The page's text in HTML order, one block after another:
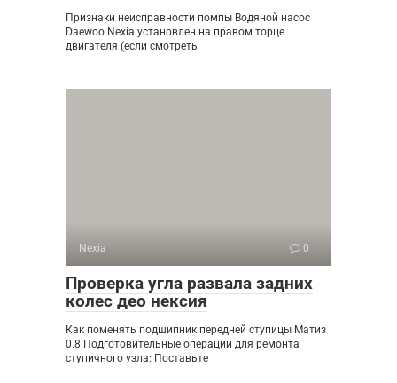
Признаки неисправности помпы Водяной насос
Daewoo Nexia установлен на правом торце
двигателя (если смотреть
Nexia 0
Проверка угла развала задних
колес део нексия
Как поменять подшипник передней ступицы Матиз
0.8 Подготовительные операции для ремонта
ступичного узла: Поставьте